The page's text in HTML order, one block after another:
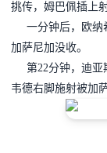
挑传，姆巴佩插上
一分钟后，欧纳
加萨尼加没收。
第22分钟，迪
韦德右脚施射被加